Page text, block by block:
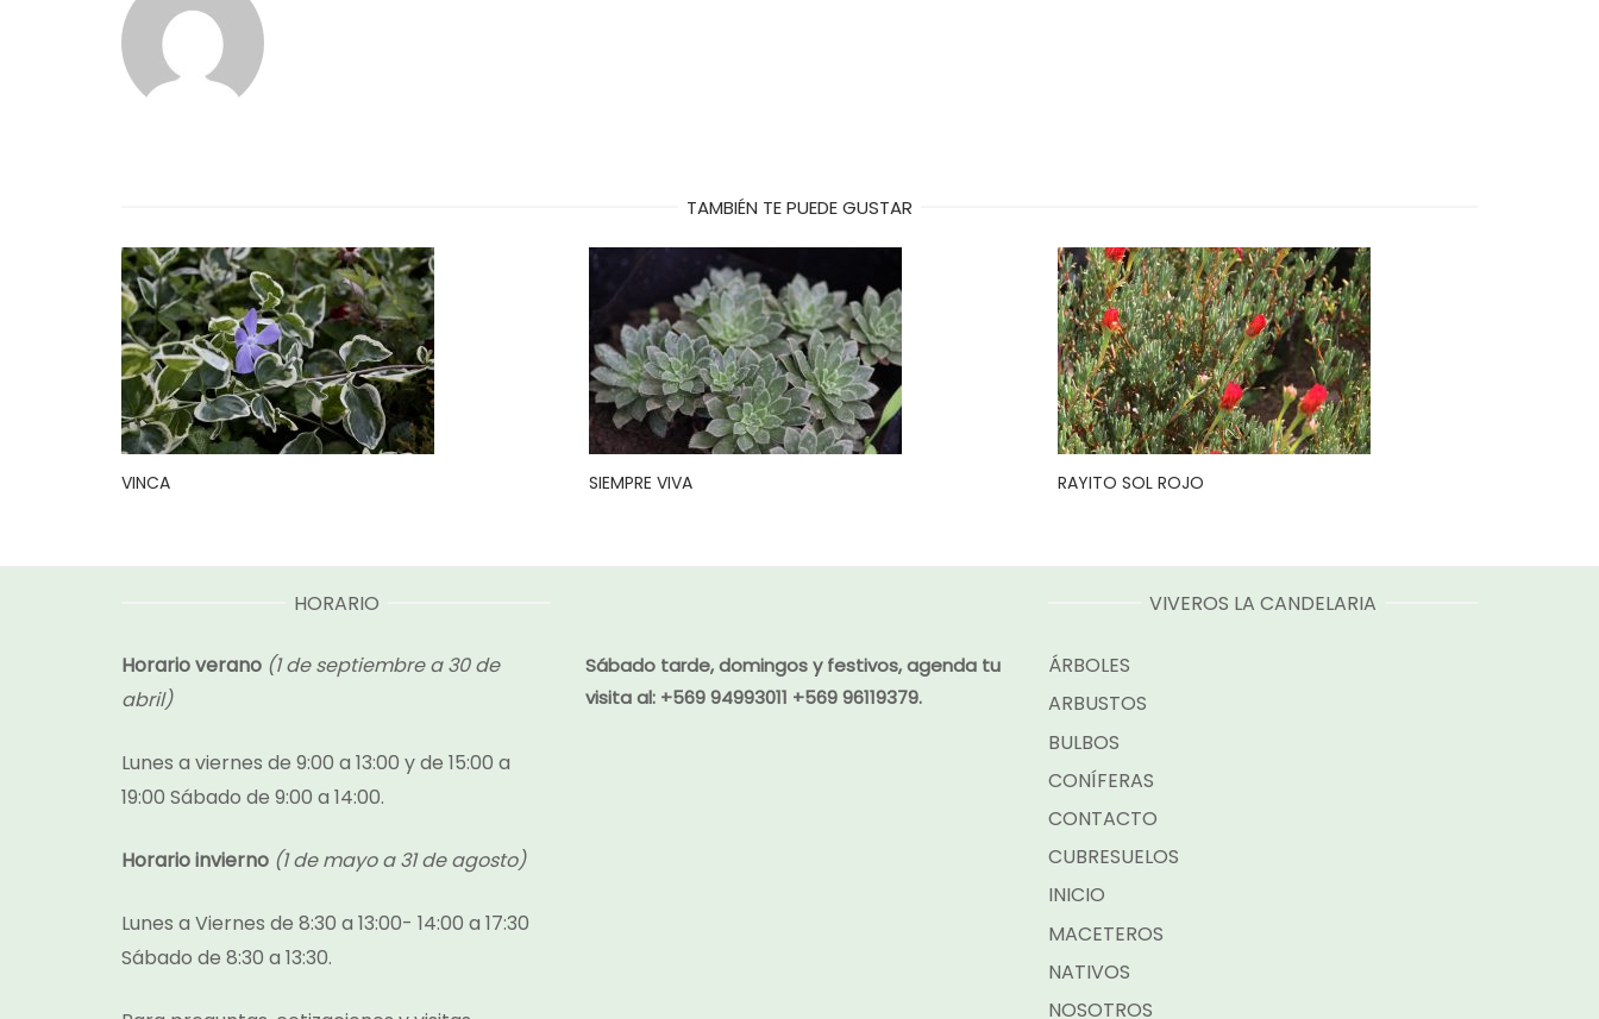
TAMBIÉN TE PUEDE GUSTAR
VINCA SIEMPRE VIVA RAYITO SOL ROJO
HORARIO
Horario verano (1 de septiembre a 30 de
abril)
Lunes a viernes de 9:00 a 13:00 y de 15:00 a
19:00 Sábado de 9:00 a 14:00.
Horario invierno (1 de mayo a 31 de agosto)
Lunes a Viernes de 8:30 a 13:00- 14:00 a 17:30
Sábado de 8:30 a 13:30.
Sábado tarde, domingos y festivos, agenda tu
visita al: +569 94993011 +569 96119379.
VIVEROS LA CANDELARIA
ÁRBOLES
ARBUSTOS
BULBOS
CONÍFERAS
CONTACTO
CUBRESUELOS
INICIO
MACETEROS
NATIVOS
NOSOTROS